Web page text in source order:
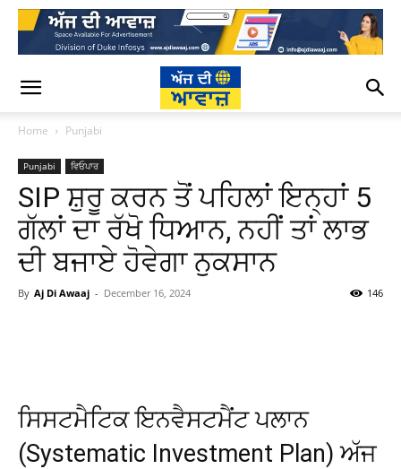
Home Punjabi
Punjabi ਵਿਓਪਾਰ
SIP ਸ਼ੁਰੂ ਕਰਨ ਤੋਂ ਪਹਿਲਾਂ ਇਨ੍ਹਾਂ 5
ਗੱਲਾਂ ਦਾ ਰੱਖੋ ਧਿਆਨ, ਨਹੀਂ ਤਾਂ ਲਾਭ
ਦੀ ਬਜਾਏ ਹੋਵੇਗਾ ਨੁਕਸਾਨ
By Aj Di Awaaj - December 16, 2024 146
ਸਿਸਟਮੈਟਿਕ ਇਨਵੈਸਟਮੈਂਟ ਪਲਾਨ
(Systematic Investment Plan) ਅੱਜ